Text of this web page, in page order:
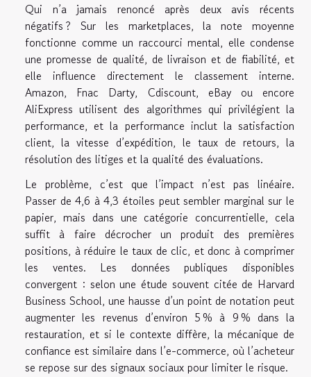
Qui n’a jamais renoncé après deux avis récents
négatifs ? Sur les marketplaces, la note moyenne
fonctionne comme un raccourci mental, elle condense
une promesse de qualité, de livraison et de fiabilité, et
elle influence directement le classement interne.
Amazon, Fnac Darty, Cdiscount, eBay ou encore
AliExpress utilisent des algorithmes qui privilégient la
performance, et la performance inclut la satisfaction
client, la vitesse d’expédition, le taux de retours, la
résolution des litiges et la qualité des évaluations.
Le problème, c’est que l’impact n’est pas linéaire.
Passer de 4,6 à 4,3 étoiles peut sembler marginal sur le
papier, mais dans une catégorie concurrentielle, cela
suffit à faire décrocher un produit des premières
positions, à réduire le taux de clic, et donc à comprimer
les ventes. Les données publiques disponibles
convergent : selon une étude souvent citée de Harvard
Business School, une hausse d’un point de notation peut
augmenter les revenus d’environ 5 % à 9 % dans la
restauration, et si le contexte diffère, la mécanique de
confiance est similaire dans l’e-commerce, où l’acheteur
se repose sur des signaux sociaux pour limiter le risque.